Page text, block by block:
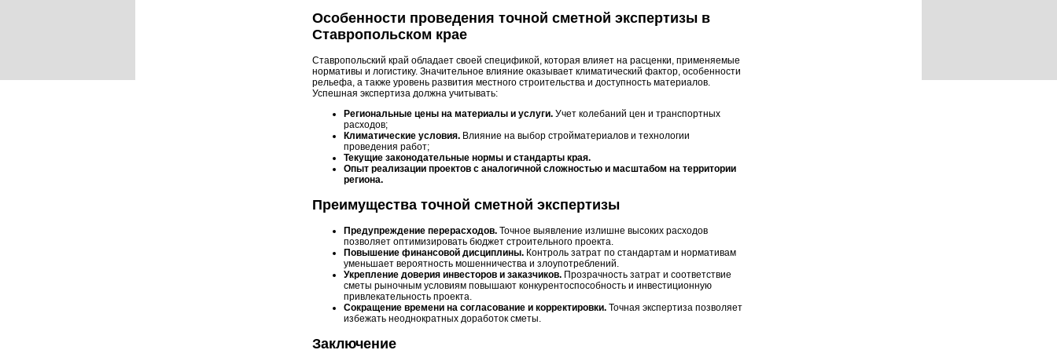
Особенности проведения точной сметной экспертизы в
Ставропольском крае
Ставропольский край обладает своей спецификой, которая влияет на расценки, применяемые
нормативы и логистику. Значительное влияние оказывает климатический фактор, особенности
рельефа, а также уровень развития местного строительства и доступность материалов.
Успешная экспертиза должна учитывать:
Региональные цены на материалы и услуги. Учет колебаний цен и транспортных
расходов;
Климатические условия. Влияние на выбор стройматериалов и технологии
проведения работ;
Текущие законодательные нормы и стандарты края.
Опыт реализации проектов с аналогичной сложностью и масштабом на территории
региона.
Преимущества точной сметной экспертизы
Предупреждение перерасходов. Точное выявление излишне высоких расходов
позволяет оптимизировать бюджет строительного проекта.
Повышение финансовой дисциплины. Контроль затрат по стандартам и нормативам
уменьшает вероятность мошенничества и злоупотреблений.
Укрепление доверия инвесторов и заказчиков. Прозрачность затрат и соответствие
сметы рыночным условиям повышают конкурентоспособность и инвестиционную
привлекательность проекта.
Сокращение времени на согласование и корректировки. Точная экспертиза позволяет
избежать неоднократных доработок сметы.
Заключение